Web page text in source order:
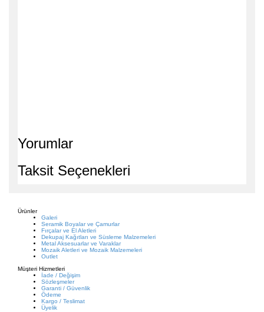
Yorumlar
Taksit Seçenekleri
Ürünler
Galeri
Seramik Boyalar ve Çamurlar
Fırçalar ve El Aletleri
Dekupaj Kağıtları ve Süsleme Malzemeleri
Metal Aksesuarlar ve Varaklar
Mozaik Aletleri ve Mozaik Malzemeleri
Outlet
Müşteri Hizmetleri
İade / Değişim
Sözleşmeler
Garanti / Güvenlik
Ödeme
Kargo / Teslimat
Üyelik